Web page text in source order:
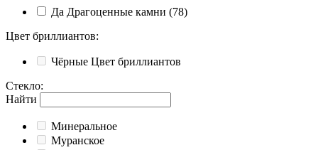
Да Драгоценные камни (78)
Цвет бриллиантов:
Чёрные Цвет бриллиантов
Стекло:
Найти
Минеральное
Муранское